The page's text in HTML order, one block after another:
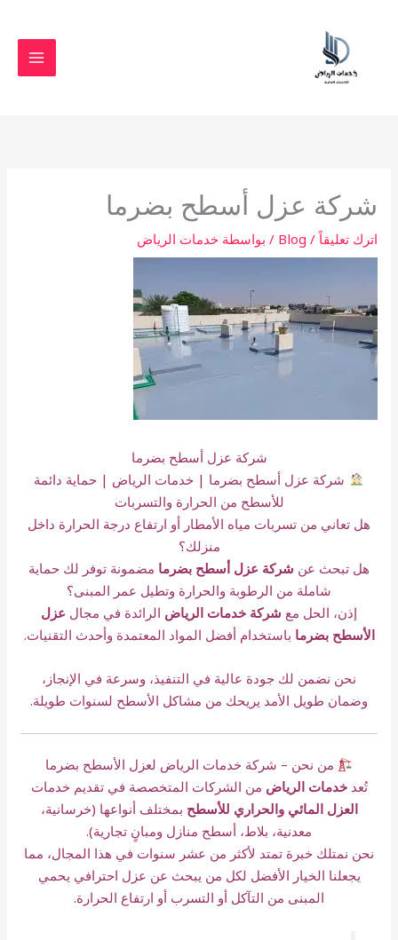
شركة عزل أسطح بضرما
اترك تعليقاً /
Blog / بواسطة خدمات الرياض
شركة عزل أسطح بضرما
شركة عزل أسطح بضرما | خدمات الرياض | حماية دائمة
للأسطح من الحرارة والتسربات
هل تعاني من تسربات مياه الأمطار أو ارتفاع درجة الحرارة داخل
منزلك؟
هل تبحث عن شركة عزل أسطح بضرما مضمونة توفر لك حماية
شاملة من الرطوبة والحرارة وتطيل عمر المبنى؟
إذن، الحل مع شركة خدمات الرياض الرائدة في مجال عزل
الأسطح بضرما باستخدام أفضل المواد المعتمدة وأحدث التقنيات.
نحن نضمن لك جودة عالية في التنفيذ، وسرعة في الإنجاز،
وضمان طويل الأمد يريحك من مشاكل الأسطح لسنوات طويلة.
من نحن – شركة خدمات الرياض لعزل الأسطح بضرما
تُعدخدمات الرياض من الشركات المتخصصة في تقديم خدمات
العزل المائي والحراري للأسطح بمختلف أنواعها (خرسانية،
معدنية، بلاط، أسطح منازل ومبانٍ تجارية).
نحن نمتلك خبرة تمتد لأكثر من عشر سنوات في هذا المجال، مما
يجعلنا الخيار الأفضل لكل من يبحث عن عزل احترافي يحمي
المبنى من التآكل أو التسرب أو ارتفاع الحرارة.